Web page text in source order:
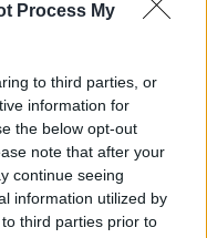
Process My
to third parties, or
information for
the below opt-out
note that after your
continue seeing
information utilized by
third parties prior to